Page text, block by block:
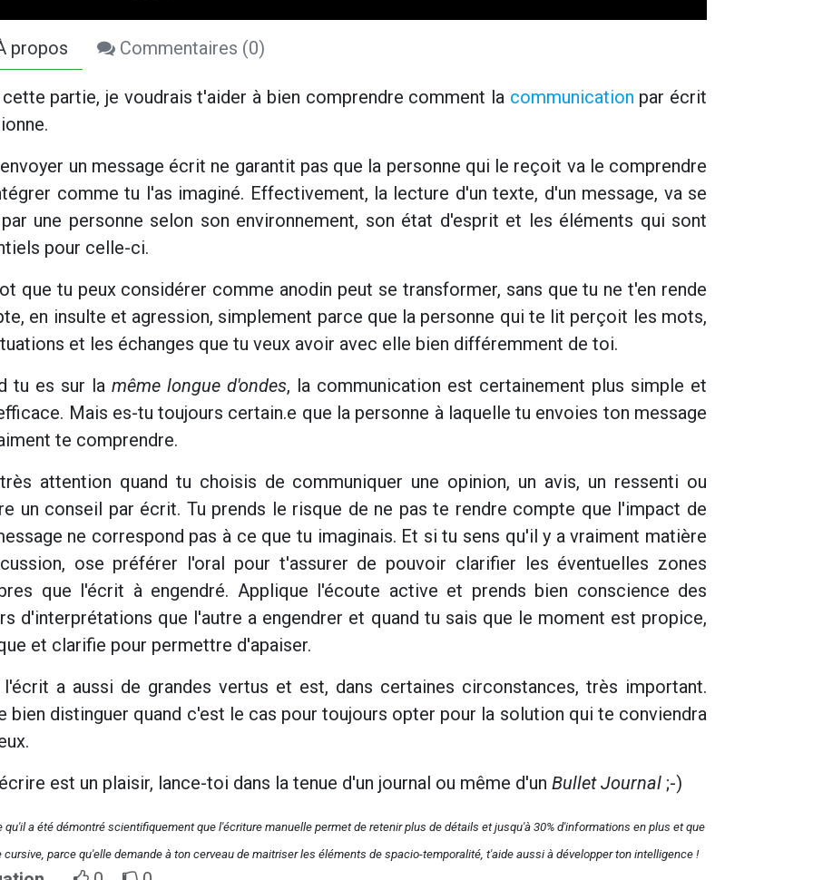
propos Commentaires (0)
cette partie, je voudrais t'aider à bien comprendre comment la communication par écrit
un message écrit ne garantit pas que la personne qui le reçoit va le comprendre
comme tu l'as imaginé. Effectivement, la lecture d'un texte, d'un message, va se
une personne selon son environnement, son état d'esprit et les éléments qui sont
pour celle-ci.
que tu peux considérer comme anodin peut se transformer, sans que tu ne t'en rende
en insulte et agression, simplement parce que la personne qui te lit perçoit les mots,
et les échanges que tu veux avoir avec elle bien différemment de toi.
tu es sur la même longue d'ondes, la communication est certainement plus simple et
Mais es-tu toujours certain.e que la personne à laquelle tu envoies ton message
te comprendre.
attention quand tu choisis de communiquer une opinion, un avis, un ressenti ou
un conseil par écrit. Tu prends le risque de ne pas te rendre compte que l'impact de
ne correspond pas à ce que tu imaginais. Et si tu sens qu'il y a vraiment matière
ose préférer l'oral pour t'assurer de pouvoir clarifier les éventuelles zones
que l'écrit à engendré. Applique l'écoute active et prends bien conscience des
d'interprétations que l'autre a engendrer et quand tu sais que le moment est propice,
et clarifie pour permettre d'apaiser.
a aussi de grandes vertus et est, dans certaines circonstances, très important.
bien distinguer quand c'est le cas pour toujours opter pour la solution qui te conviendra
est un plaisir, lance-toi dans la tenue d'un journal ou même d'un Bullet Journal ;-)
qu'il a été démontré scientifiquement que l'écriture manuelle permet de retenir plus de détails et jusqu'à 30% d'informations en plus et que
cursive, parce qu'elle demande à ton cerveau de maitriser les éléments de spacio-temporalité, t'aide aussi à développer ton intelligence !